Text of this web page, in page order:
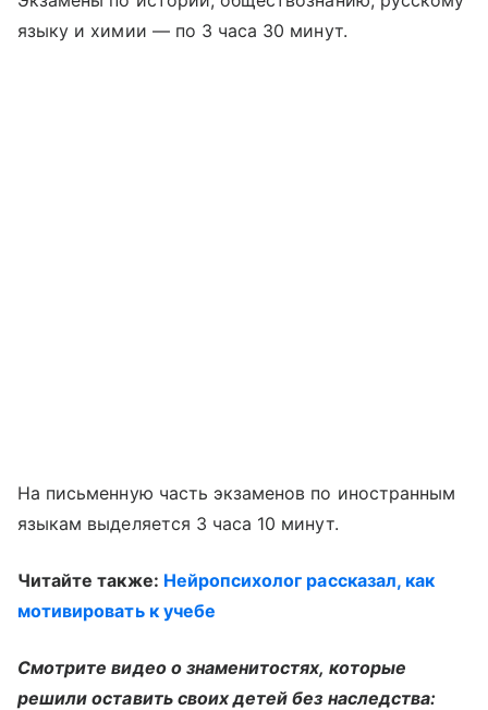
языку и химии — по 3 часа 30 минут.
На письменную часть экзаменов по иностранным
языкам выделяется 3 часа 10 минут.
Читайте также: Нейропсихолог рассказал, как
мотивировать к учебе
Смотрите видео о знаменитостях, которые
решили оставить своих детей без наследства: